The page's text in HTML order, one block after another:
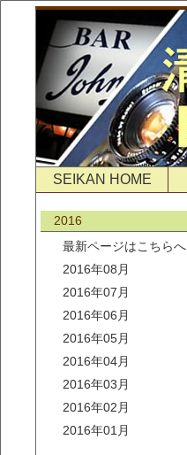
SEIKAN HOME
2016
最新ページはこちらへ
2016年08月
2016年07月
2016年06月
2016年05月
2016年04月
2016年03月
2016年02月
2016年01月